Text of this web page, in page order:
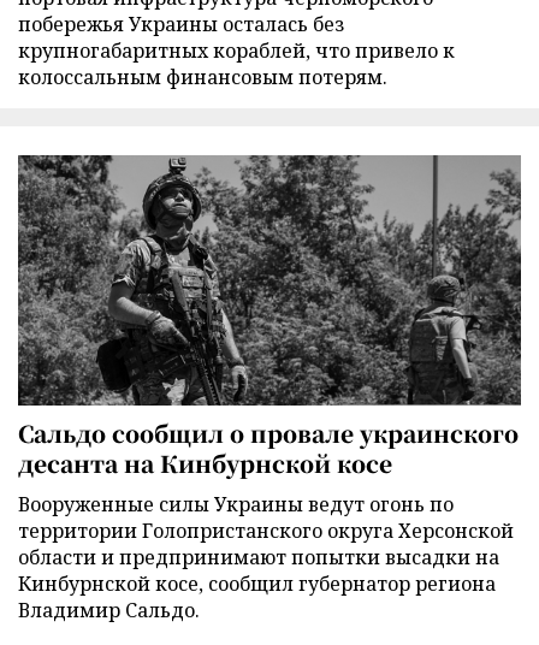
побережья Украины осталась без
крупногабаритных кораблей, что привело к
колоссальным финансовым потерям.
Сальдо сообщил о провале украинского
десанта на Кинбурнской косе
Вооруженные силы Украины ведут огонь по
территории Голопристанского округа Херсонской
области и предпринимают попытки высадки на
Кинбурнской косе, сообщил губернатор региона
Владимир Сальдо.